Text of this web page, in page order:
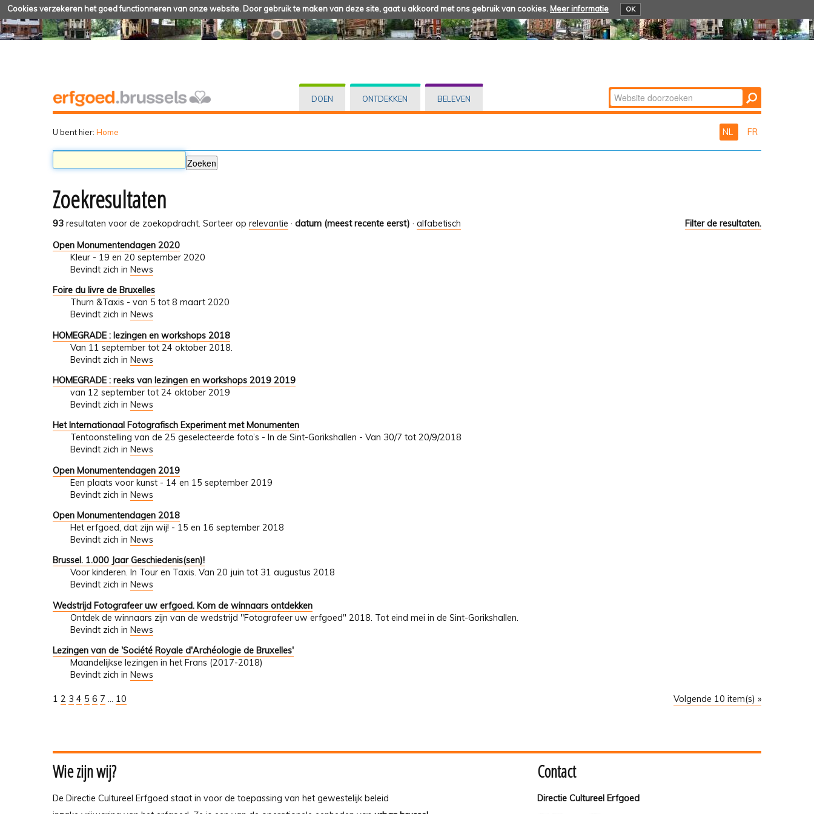
Cookies verzekeren het goed functionneren van onze website. Door gebruik te maken van deze site, gaat u akkoord met ons gebruik van cookies. Meer informatie OK
DOEN ONTDEKKEN BELEVEN Zoek
Geavanceerd
U bent hier: Home NL FR
Zoekresultaten
93 resultaten voor de zoekopdracht. Filter de resultaten.
Sorteer op relevantie · datum (meest recente eerst) · alfabetisch
Open Monumentendagen 2020
Kleur - 19 en 20 september 2020
Bevindt zich in News
Foire du livre de Bruxelles
Thurn &Taxis - van 5 tot 8 maart 2020
Bevindt zich in News
HOMEGRADE : lezingen en workshops 2018
Van 11 september tot 24 oktober 2018.
Bevindt zich in News
HOMEGRADE : reeks van lezingen en workshops 2019 2019
van 12 september tot 24 oktober 2019
Bevindt zich in News
Het Internationaal Fotografisch Experiment met Monumenten
Tentoonstelling van de 25 geselecteerde foto’s - In de Sint-Gorikshallen - Van 30/7 tot 20/9/2018
Bevindt zich in News
Open Monumentendagen 2019
Een plaats voor kunst - 14 en 15 september 2019
Bevindt zich in News
Open Monumentendagen 2018
Het erfgoed, dat zijn wij! - 15 en 16 september 2018
Bevindt zich in News
Brussel. 1.000 Jaar Geschiedenis(sen)!
Voor kinderen. In Tour en Taxis. Van 20 juin tot 31 augustus 2018
Bevindt zich in News
Wedstrijd Fotografeer uw erfgoed. Kom de winnaars ontdekken
Ontdek de winnaars zijn van de wedstrijd "Fotografeer uw erfgoed" 2018. Tot eind mei in de Sint-Gorikshallen.
Bevindt zich in News
Lezingen van de 'Société Royale d'Archéologie de Bruxelles'
Maandelijkse lezingen in het Frans (2017-2018)
Bevindt zich in News
Volgende 10 item(s) »
1 2 3 4 5 6 7 ... 10
Wie zijn wij?
De Directie Cultureel Erfgoed staat in voor de toepassing van het gewestelijk beleid
Contact
Directie Cultureel Erfgoed